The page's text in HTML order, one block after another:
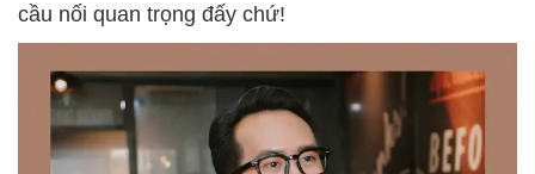
cầu nối quan trọng đấy chứ!